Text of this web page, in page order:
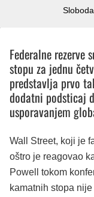
Federalne rezerve
stopu za jednu
predstavlja prvo
dodatni podsticaj
usporavanjem
Wall Street, koji je
oštro je reagovao
Powell tokom
kamatnih stopa